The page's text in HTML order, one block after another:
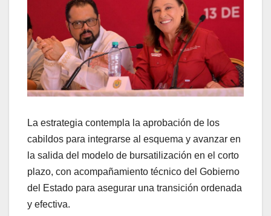
La estrategia contempla la aprobación de los
cabildos para integrarse al esquema y avanzar en
la salida del modelo de bursatilización en el corto
plazo, con acompañamiento técnico del Gobierno
del Estado para asegurar una transición ordenada
y efectiva.